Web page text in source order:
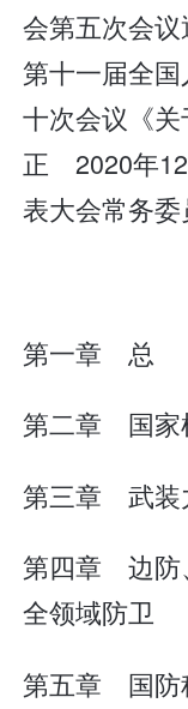
会第五次会
第十一届全
十次会议《
正 2020年12
表大会常务委
第一章
第二章 国家
第三章 武装
第四章 边防
全领域防卫
第五章 国防